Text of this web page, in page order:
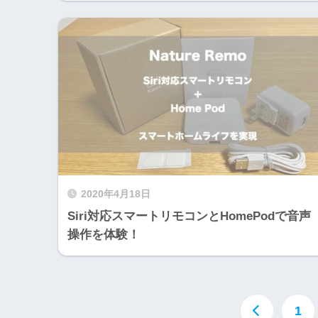
2020年4月18日
Siri対応スマートリモコンとHomePodで音声
操作を体験！
1